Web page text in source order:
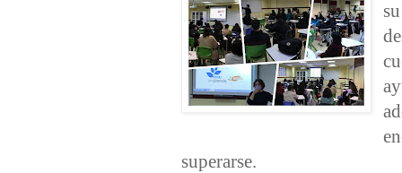
superarse.